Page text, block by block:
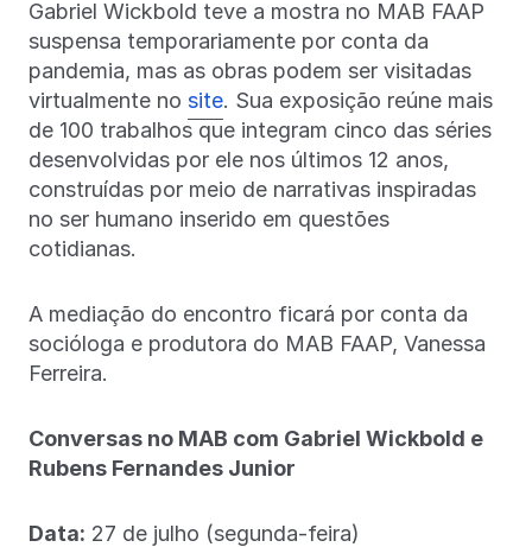
Gabriel Wickbold teve a mostra no MAB FAAP
suspensa temporariamente por conta da
pandemia, mas as obras podem ser visitadas
virtualmente no site. Sua exposição reúne mais
de 100 trabalhos que integram cinco das séries
desenvolvidas por ele nos últimos 12 anos,
construídas por meio de narrativas inspiradas
no ser humano inserido em questões
cotidianas.
A mediação do encontro ficará por conta da
socióloga e produtora do MAB FAAP, Vanessa
Ferreira.
Conversas no MAB com Gabriel Wickbold e
Rubens Fernandes Junior
Data: 27 de julho (segunda-feira)